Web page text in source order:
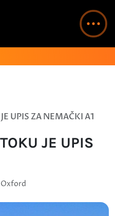
UPIS ZA NEMAČKI A1
JE UPIS